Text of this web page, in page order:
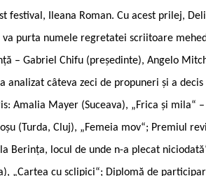
festival, Ileana Roman. Cu acest prilej,
va purta numele regretatei scriitoare
– Gabriel Chifu (președinte), Angelo
analizat câteva zeci de propuneri și a
Amalia Mayer (Suceava), „Frica și mila“
(Turda, Cluj), „Femeia mov“; Premiul
Berința, locul de unde n-a plecat
„Cartea cu sclipici“; Diplomă de